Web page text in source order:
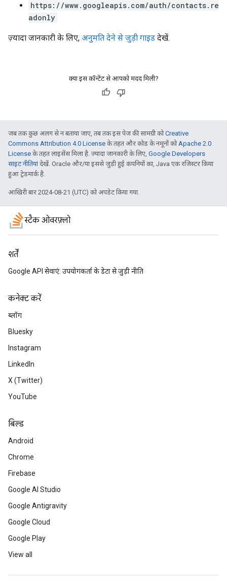
https://www.googleapis.com/auth/contacts.re
adonly
ज़्यादा जानकारी के लिए, अनुमति देने से जुड़ी गाइड देखें.
क्या इस कॉन्टेंट से आपको मदद मिली?
जब तक कुछ अलग से न बताया जाए, तब तक इस पेज की सामग्री कोCreative
Commons Attribution 4.0 License के तहत और कोड के नमूनों कोApache 2.0
License के तहत लाइसेंस मिला है. ज़्यादा जानकारी के लिए, Google Developers
साइट नीतियांदेखें. Oracle और/या इससे जुड़ी हुई कंपनियों का, Java एक रजिस्टर किया
हुआ ट्रेडमार्क है.
आखिरी बार 2024-08-21 (UTC) को अपडेट किया गया.
स्टैक ओवरफ़्लो
शर्तें
Google API सेवाएं: उपयोगकर्ता के डेटा से जुड़ी नीति
कनेक्ट करें
ब्लॉग
Bluesky
Instagram
LinkedIn
X (Twitter)
YouTube
बिल्ड
Android
Chrome
Firebase
Google AI Studio
Google Antigravity
Google Cloud
Google Play
View all